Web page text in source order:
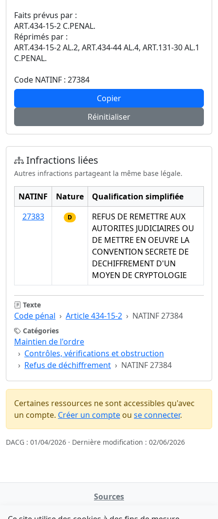
Faits prévus par :
ART.434-15-2 C.PENAL.
Réprimés par :
ART.434-15-2 AL.2, ART.434-44 AL.4, ART.131-30 AL.1
C.PENAL.
Code NATINF : 27384
Copier
Réinitialiser
Infractions liées
Autres infractions partageant la même base légale.
NATINF Nature
Qualification simplifiée
27383
D
REFUS DE REMETTRE AUX
AUTORITES JUDICIAIRES OU
DE METTRE EN OEUVRE LA
CONVENTION SECRETE DE
DECHIFFREMENT D'UN
MOYEN DE CRYPTOLOGIE
Texte
Code pénal Article 434-15-2 NATINF 27384
Catégories
Maintien de l'ordre
Contrôles, vérifications et obstruction
Refus de déchiffrement
NATINF 27384
Certaines ressources ne sont accessibles qu'avec
un compte. Créer un compte ou se connecter.
DACG : 01/04/2026 · Dernière modification : 02/06/2026
Sources